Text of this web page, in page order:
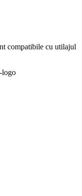
compatibile cu utilajul